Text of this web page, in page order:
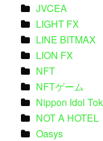
JVCEA
LIGHT FX
LINE BITMAX
LION FX
NFT
NFTゲーム
Nippon Idol
NOT A HOTEL
Oasys